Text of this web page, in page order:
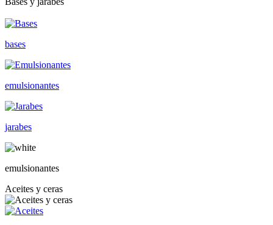
bases
emulsionantes
jarabes
emulsionantes
Aceites y ceras